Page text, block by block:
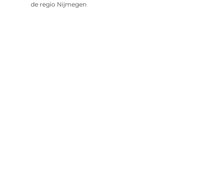
de regio Nijmegen